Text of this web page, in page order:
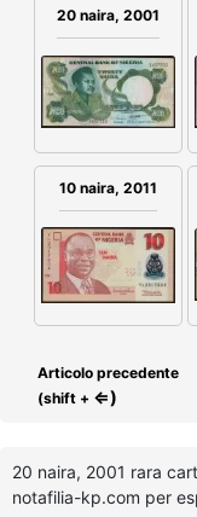
20 naira, 2001
10 naira, 2011
Articolo precedente
(shift + ⇐)
20 naira, 2001 rara
notafilia-kp.com per